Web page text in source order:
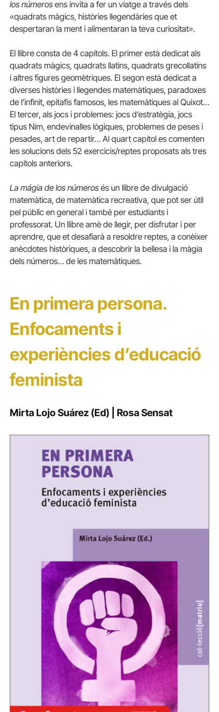
los números ens invita a fer un viatge a través dels
«quadrats màgics, històries llegendàries que et
despertaran la ment i alimentaran la teva curiositat».
El llibre consta de 4 capítols. El primer està dedicat als
quadrats màgics, quadrats llatins, quadrats grecollatins
i altres figures geomètriques. El segon està dedicat a
diverses històries i llegendes matemàtiques, paradoxes
de l’infinit, epitafis famosos, les matemàtiques al Quixot…
El tercer, als jocs i problemes: jocs d’estratègia, jocs
tipus Nim, endevinalles lògiques, problemes de peses i
pesades, art de repartir… Al quart capítol es comenten
les solucions dels 52 exercicis/reptes proposats als tres
capítols anteriors.
La mágia de los números és un llibre de divulgació
matemàtica, de matemàtica recreativa, que pot ser útil
pel públic en general i també per estudiants i
professorat. Un llibre amè de llegir, per disfrutar i per
aprendre, que et desafiarà a resoldre reptes, a conèixer
anècdotes històriques, a descobrir la bellesa i la màgia
dels números… de les matemàtiques.
En primera persona.
Enfocaments i
experiències d’educació
feminista
Mirta Lojo Suárez (Ed) | Rosa Sensat